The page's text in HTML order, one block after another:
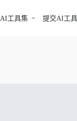
AI工具集 提交AI工具